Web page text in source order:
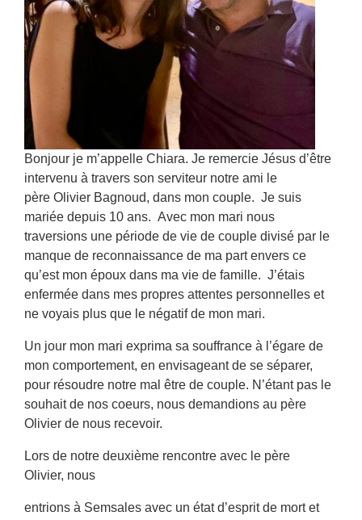
Bonjour je m’appelle Chiara. Je remercie Jésus d’être
intervenu à travers son serviteur notre ami le
père Olivier Bagnoud, dans mon couple. Je suis
mariée depuis 10 ans. Avec mon mari nous
traversions une période de vie de couple divisé par le
manque de reconnaissance de ma part envers ce
qu’est mon époux dans ma vie de famille. J’étais
enfermée dans mes propres attentes personnelles et
ne voyais plus que le négatif de mon mari.
Un jour mon mari exprima sa souffrance à l’égare de
mon comportement, en envisageant de se séparer,
pour résoudre notre mal être de couple. N’étant pas le
souhait de nos coeurs, nous demandions au père
Olivier de nous recevoir.
Lors de notre deuxième rencontre avec le père
Olivier, nous
entrions à Semsales avec un état d’esprit de mort et